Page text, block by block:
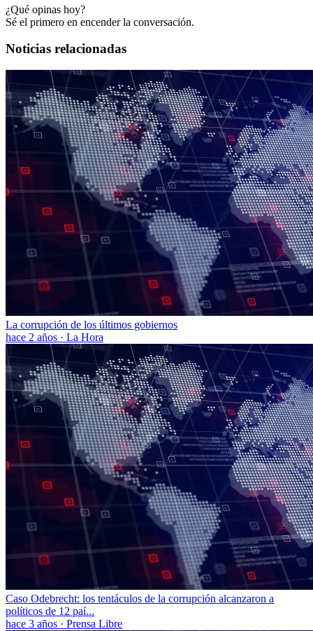
¿Qué opinas hoy?
Sé el primero en encender la conversación.
Noticias relacionadas
La corrupción de los últimos gobiernos
hace 2 años · La Hora
Caso Odebrecht: los tentáculos de la corrupción alcanzaron a
políticos de 12 paí...
hace 3 años · Prensa Libre